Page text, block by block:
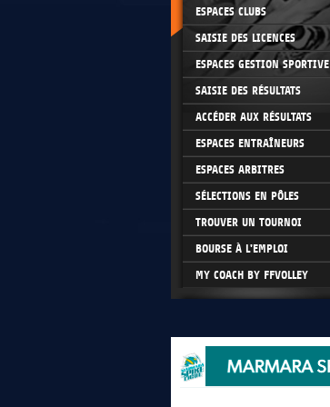
ESPACES CLUBS
SAISIE DES LICENCES
ESPACES GESTION SPORTIVE
SAISIE DES RÉSULTATS
ACCÉDER AUX RÉSULTATS
ESPACES ENTRAÎNEURS
ESPACES ARBITRES
SÉLECTIONS EN PÔLES
TROUVER UN TOURNOI
BOURSE À L'EMPLOI
MY COACH BY FFVOLLEY